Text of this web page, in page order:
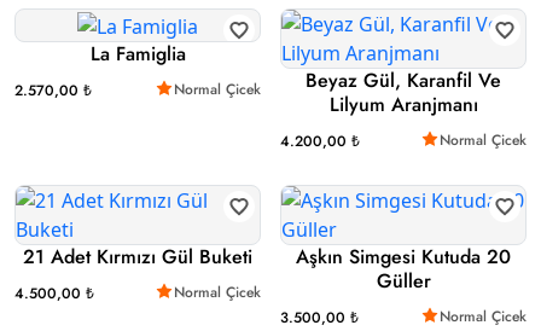
La Famiglia
2.570,00 ₺ Normal Çicek
Beyaz Gül, Karanfil Ve
Lilyum Aranjmanı
4.200,00 ₺ Normal Çicek
21 Adet Kırmızı Gül Buketi
4.500,00 ₺ Normal Çicek
Aşkın Simgesi Kutuda 20
Güller
3.500,00 ₺ Normal Çicek